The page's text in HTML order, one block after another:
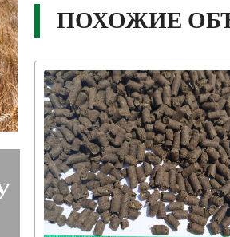
ПОХОЖИЕ